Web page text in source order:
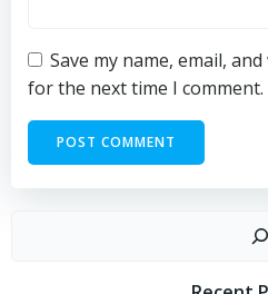
Save my name, email,
for the next time I comment.